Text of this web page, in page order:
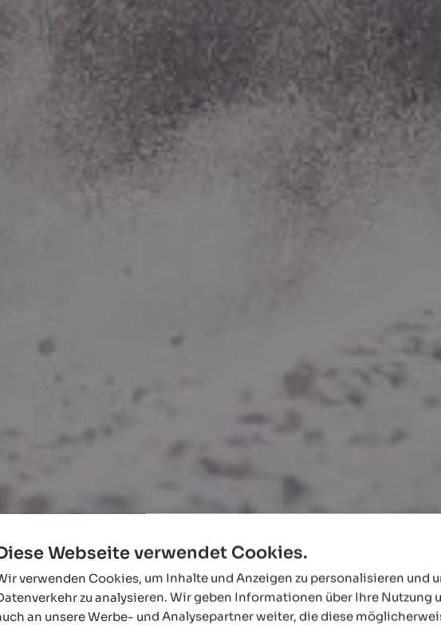
Webseite verwendet Cookies.
verwenden Cookies, um Inhalte und Anzeigen zu personalisieren und
zu analysieren. Wir geben Informationen über Ihre Nutzung
an unsere Werbe- und Analysepartner weiter, die diese